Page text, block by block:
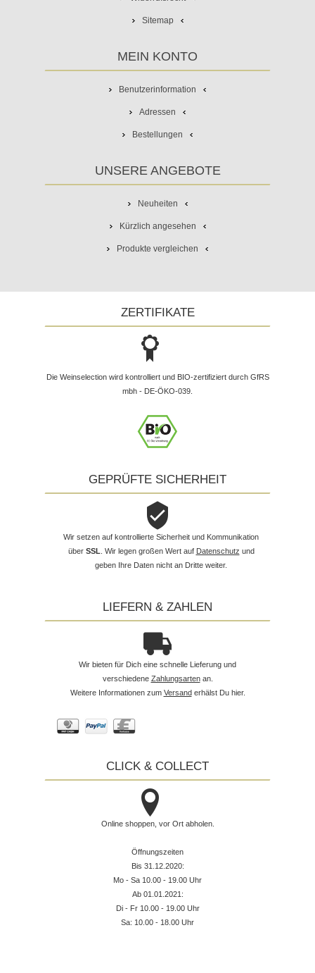
Sitemap
MEIN KONTO
Benutzerinformation
Adressen
Bestellungen
UNSERE ANGEBOTE
Neuheiten
Kürzlich angesehen
Produkte vergleichen
ZERTIFIKATE
Die Weinselection wird kontrolliert und BIO-zertifiziert durch GfRS
mbh - DE-ÖKO-039.
GEPRÜFTE SICHERHEIT
Wir setzen auf kontrollierte Sicherheit und Kommunikation
über SSL . Wir legen großen Wert auf Datenschutz und
geben Ihre Daten nicht an Dritte weiter.
LIEFERN & ZAHLEN
Wir bieten für Dich eine schnelle Lieferung und
verschiedene Zahlungsartenan.
Weitere Informationen zum Versanderhälst Du hier.
CLICK & COLLECT
Online shoppen, vor Ort abholen.
Öffnungszeiten
Bis 31.12.2020:
Mo - Sa 10.00 - 19.00 Uhr
Ab 01.01.2021:
Di - Fr 10.00 - 19.00 Uhr
Sa: 10.00 - 18.00 Uhr